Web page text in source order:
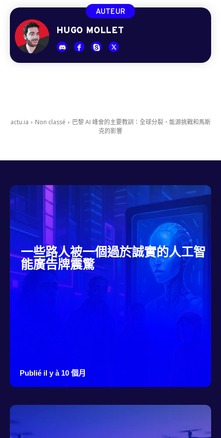
AUTEUR
HUGO MOLLET
actu.ia Non classé
巴黎 AI 峰會的主要教訓：全球分裂、能源挑戰和馬斯
克的影響
一些路人被一個過於誠實的人工智
能廣告牌震驚
Publié il y à 10 個月